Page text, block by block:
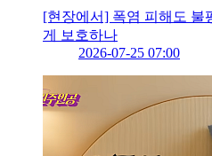
[현장에서] 폭염 피해도 불
게 보호하나
2026-07-25 07:00